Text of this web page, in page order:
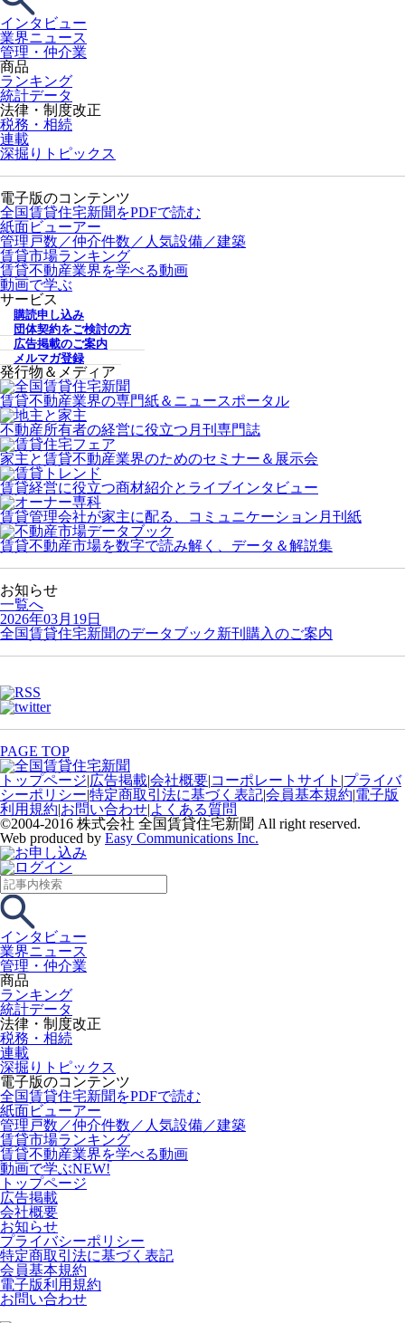
インタビュー
業界ニュース
管理・仲介業
商品
ランキング
統計データ
法律・制度改正
税務・相続
連載
深掘りトピックス
電子版のコンテンツ
全国賃貸住宅新聞をPDFで読む
紙面ビューアー
管理戸数／仲介件数／人気設備／建築
賃貸市場ランキング
賃貸不動産業界を学べる動画
動画で学ぶ
サービス
購読申し込み
団体契約をご検討の方
広告掲載のご案内
メルマガ登録
発行物＆メディア
賃貸不動産業界の専門紙＆ニュースポータル
不動産所有者の経営に役立つ月刊専門誌
家主と賃貸不動産業界のためのセミナー＆展示会
賃貸経営に役立つ商材紹介とライブインタビュー
賃貸管理会社が家主に配る、コミュニケーション月刊紙
賃貸不動産市場を数字で読み解く、データ＆解説集
お知らせ
一覧へ
2026年03月19日
全国賃貸住宅新聞のデータブック新刊購入のご案内
PAGE TOP
トップページ|広告掲載|会社概要|コーポレートサイト |プライバ
シーポリシー|特定商取引法に基づく表記|会員基本規約|電子版
利用規約|お問い合わせ|よくある質問
©2004-2016 株式会社 全国賃貸住宅新聞 All right reserved.
Web produced by Easy Communications Inc.
インタビュー
業界ニュース
管理・仲介業
商品
ランキング
統計データ
法律・制度改正
税務・相続
連載
深掘りトピックス
電子版のコンテンツ
全国賃貸住宅新聞をPDFで読む
紙面ビューアー
管理戸数／仲介件数／人気設備／建築
賃貸市場ランキング
賃貸不動産業界を学べる動画
動画で学ぶNEW!
トップページ
広告掲載
会社概要
お知らせ
プライバシーポリシー
特定商取引法に基づく表記
会員基本規約
電子版利用規約
お問い合わせ